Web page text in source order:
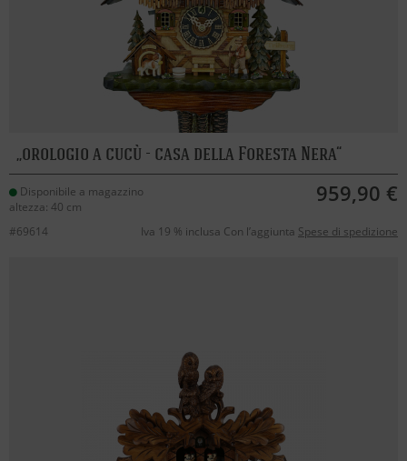
orologio a cucù - casa della Foresta Nera
Disponibile a magazzino
altezza: 40 cm
959,90 €
#69614 Iva 19 % inclusa Con l’aggiunta Spese di spedizione